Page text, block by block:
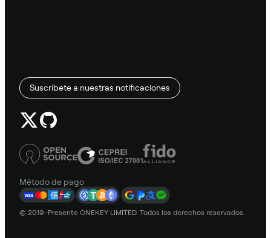
Suscríbete a nuestras notificaciones
Método de pago
© 2019–Presente ONEKEY LIMITED. Todos los derechos reservados.